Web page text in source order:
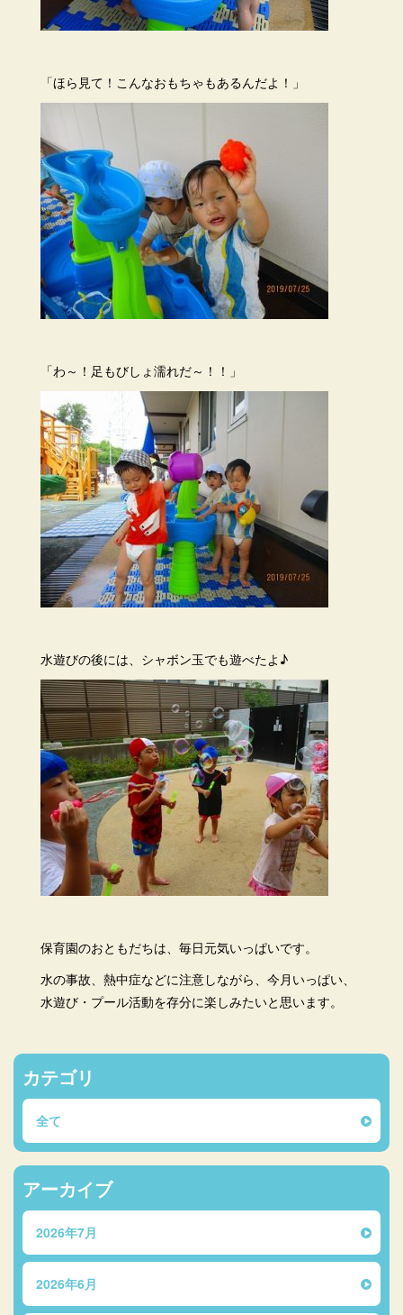
「ほら見て！こんなおもちゃもあるんだよ！」
「わ～！足もびしょ濡れだ～！！」
水遊びの後には、シャボン玉でも遊べたよ♪
保育園のおともだちは、毎日元気いっぱいです。
水の事故、熱中症などに注意しながら、今月いっぱい、
水遊び・プール活動を存分に楽しみたいと思います。
カテゴリ
全て
アーカイブ
2026年7月
2026年6月